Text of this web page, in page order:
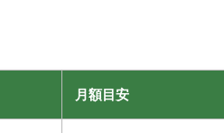
月額目安